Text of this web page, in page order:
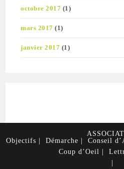
octobre 2017 (1)
mars 2017 (1)
janvier 2017 (1)
Objectifs
Démarche Conseil
Coup d’Oeil